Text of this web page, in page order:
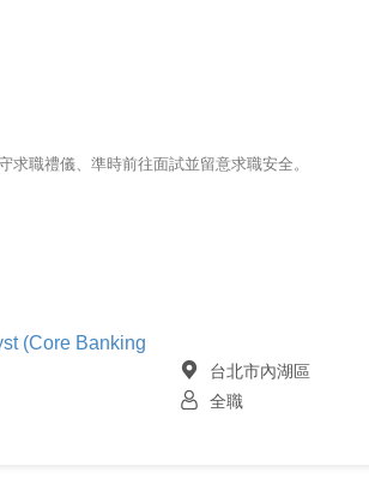
職禮儀、準時前往面試並留意求職安全。
(Core Banking
台北市內湖區
全職